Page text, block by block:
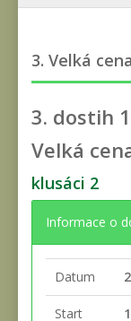
3. Velká
3. dostih
Velká
klusáci 2
Informace o
Datum
Start